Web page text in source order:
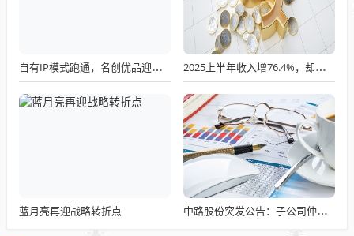
自有IP模式跑通，名创优品迎来“泡泡玛特时刻” 2025上半年收入增76.4%，却仍亏1.12亿！魔视智能递表港交所求破局
蓝月亮再迎战略转折点 中路股份突发公告：子公司仲裁追讨4000万专利费，业绩亏损雪上加霜！